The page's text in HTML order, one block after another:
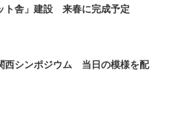
ト舎」建設 来春に完成予定
西シンポジウム 当日の模様を配